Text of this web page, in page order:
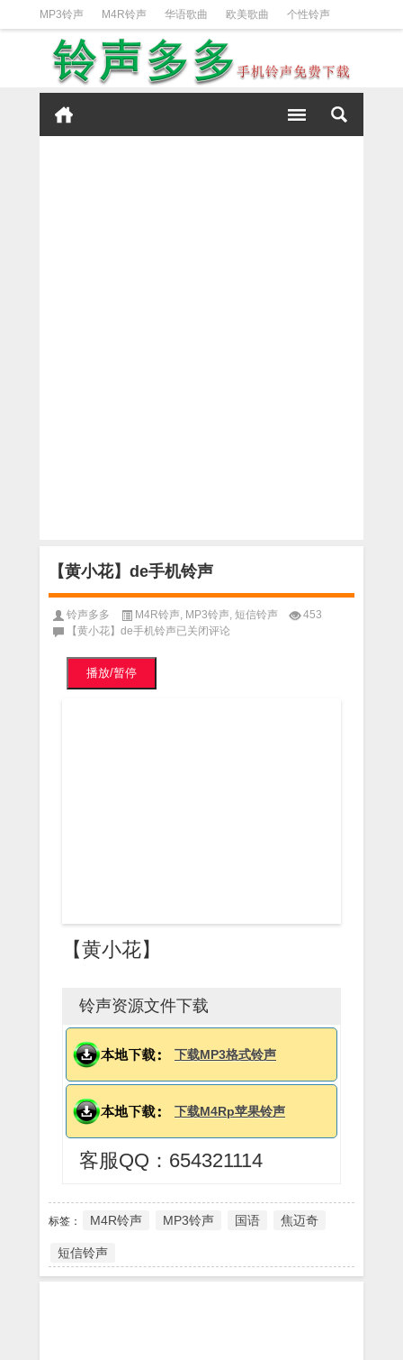
MP3铃声 M4R铃声 华语歌曲 欧美歌曲 个性铃声
日韩歌曲 动漫铃声 DJ铃声 短信铃声
iPhone铃声设置方法
【黄小花】de手机铃声
铃声多多 M4R铃声 MP3铃声 短信铃声
453
【黄小花】de手机铃声已关闭评论
播放/暂停
【黄小花】
铃声资源文件下载
下载MP3格式铃声
下载M4Rp苹果铃声
客服QQ：654321114
标签： M4R铃声 MP3铃声 国语 焦迈奇
短信铃声